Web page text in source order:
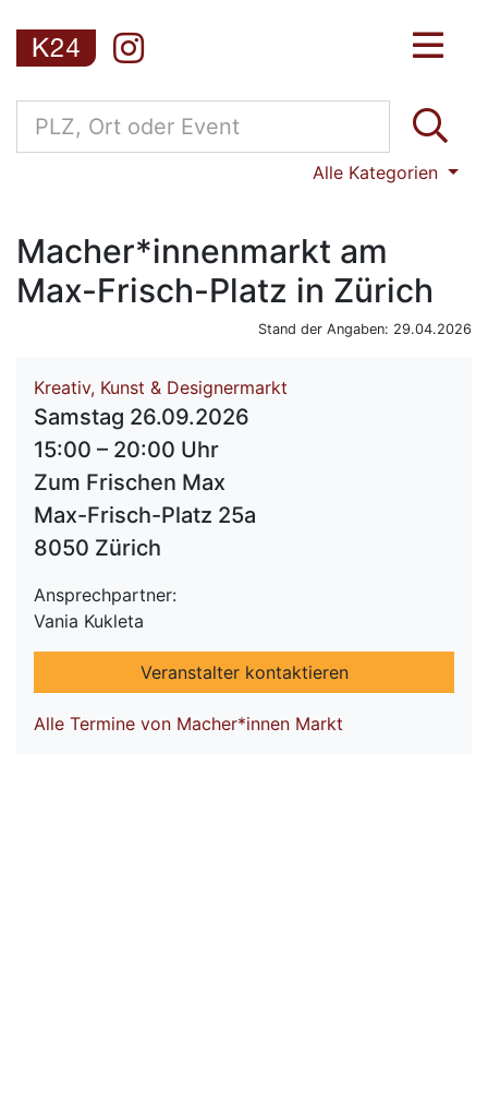
Alle Kategorien
Macher*innenmarkt am
Max-Frisch-Platz in Zürich
Stand der Angaben: 29.04.2026
Kreativ, Kunst & Designermarkt
Samstag 26.09.2026
15:00 – 20:00 Uhr
Zum Frischen Max
Max-Frisch-Platz 25a
8050 Zürich
Ansprechpartner:
Vania Kukleta
Veranstalter kontaktieren
Alle Termine von Macher*innen Markt